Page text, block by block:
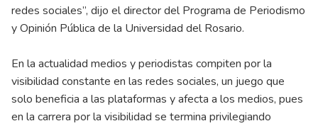
redes sociales”, dijo el director del Programa de Periodismo
y Opinión Pública de la Universidad del Rosario.
En la actualidad medios y periodistas compiten por la
visibilidad constante en las redes sociales, un juego que
solo beneficia a las plataformas y afecta a los medios, pues
en la carrera por la visibilidad se termina privilegiando